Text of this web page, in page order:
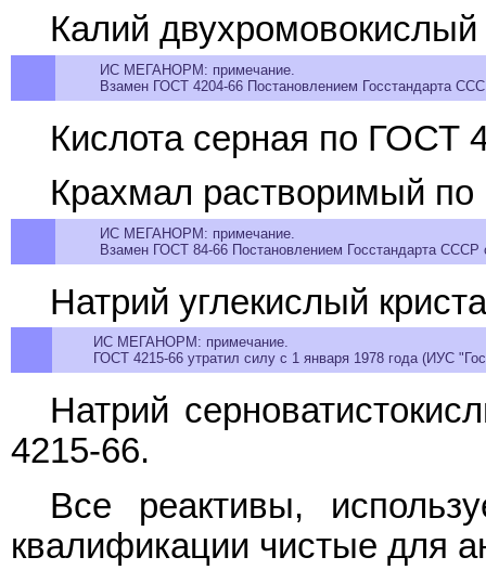
Калий
ИС МЕГАНОРМ: примечание.
Взамен ГОСТ 4204-66 Постановлением Госстандарта
Кислота серная по ГОСТ
Крахмал растворимый по
ИС МЕГАНОРМ: примечание.
Взамен ГОСТ 84-66 Постановлением Госстандарта
Натрий углекислый
ИС МЕГАНОРМ: примечание.
ГОСТ 4215-66 утратил силу с 1 января 1978 года (ИУС
Натрий
4215-66.
Все реактивы,
квалификации чистые для